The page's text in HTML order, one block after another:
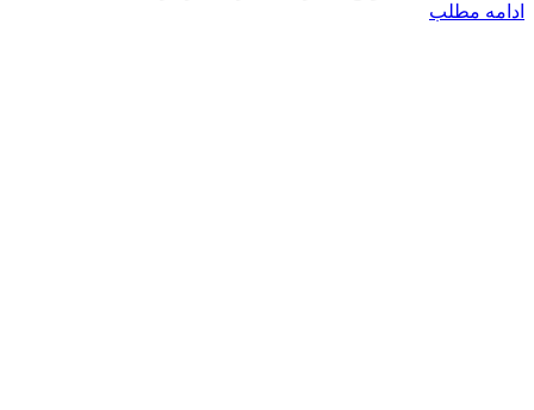
ادامه مطلب